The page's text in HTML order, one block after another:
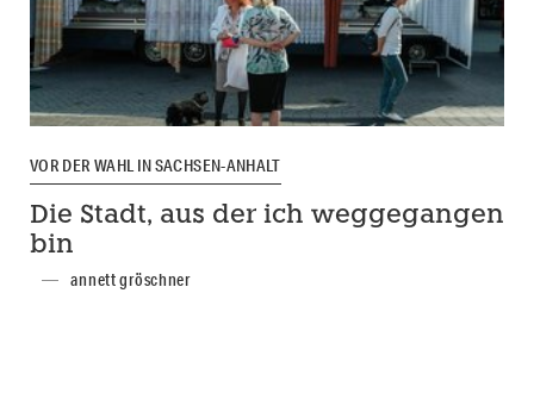
VOR DER WAHL IN SACHSEN-ANHALT
Die Stadt, aus der ich weggegangen
bin
annett gröschner